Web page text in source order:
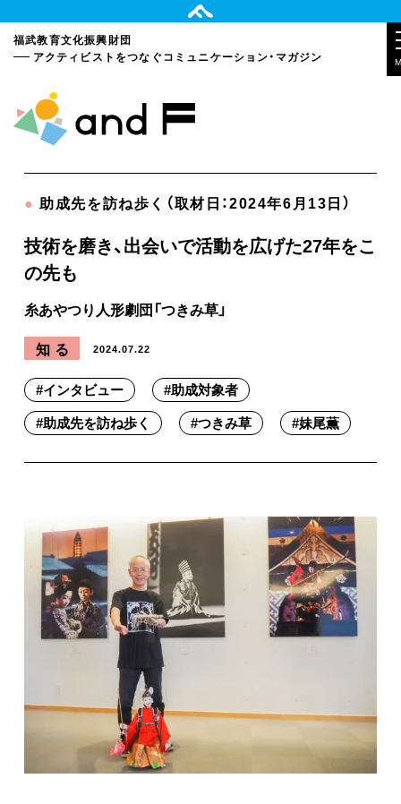
福武教育文化振興財団
アクティビストをつなぐコミュニケーション・マガジン
● 助成先を訪ね歩く（取材日：2024年6月13日）
技術を磨き、出会いで活動を広げた27年をこ
の先も
糸あやつり人形劇団「つきみ草」
知る
2024.07.22
#インタビュー #助成対象者
#助成先を訪ね歩く #つきみ草 #妹尾薫